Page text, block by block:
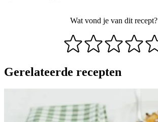
Wat vond je van dit recept?
Gerelateerde recepten